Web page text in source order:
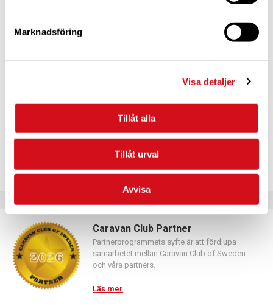
Marknadsföring
Visa detaljer
Tillåt alla
Tillåt urval
Avvisa
Logga in med hjälp av formuläret och följ anvisningarna.
Caravan Club Partner
Partnerprogrammets syfte är att fördjupa
samarbetet mellan Caravan Club of Sweden
och våra partners.
Läs mer